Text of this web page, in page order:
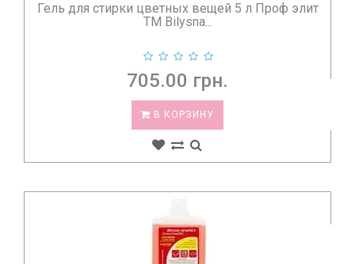
Гель для стирки цветных вещей 5 л Проф элит
TM Bilysna...
705.00 грн.
В КОРЗИНУ